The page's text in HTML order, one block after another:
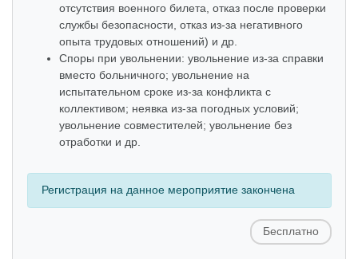
отсутствия военного билета, отказ после проверки
службы безопасности, отказ из-за негативного
опыта трудовых отношений) и др.
Споры при увольнении: увольнение из-за справки
вместо больничного; увольнение на
испытательном сроке из-за конфликта с
коллективом; неявка из-за погодных условий;
увольнение совместителей; увольнение без
отработки и др.
Регистрация на данное мероприятие закончена
Бесплатно